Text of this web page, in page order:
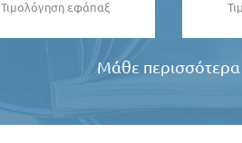
Τιμολόγηση εφάπαξ
Μάθε περισσότερα